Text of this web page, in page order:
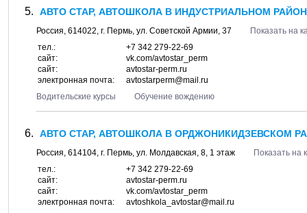
АВТО СТАР, АВТОШКОЛА В ИНДУСТРИАЛЬНОМ
Россия, 614022, г. Пермь, ул. Советской Армии, 37
Показать на
тел.:
+7 342 279-22-69
сайт:
vk.com/avtostar_perm
сайт:
avtostar-perm.ru
электронная почта:
avtostarperm@mail.ru
Водительские курсы
Обучение вождению
АВТО СТАР, АВТОШКОЛА В ОРДЖОНИКИДЗЕВСКОМ
Россия, 614104, г. Пермь, ул. Молдавская, 8, 1 этаж
Показать на
тел.:
+7 342 279-22-69
сайт:
avtostar-perm.ru
сайт:
vk.com/avtostar_perm
электронная почта:
avtoshkola_avtostar@mail.ru